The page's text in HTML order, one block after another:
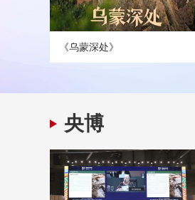
《乌蒙深处》
央博